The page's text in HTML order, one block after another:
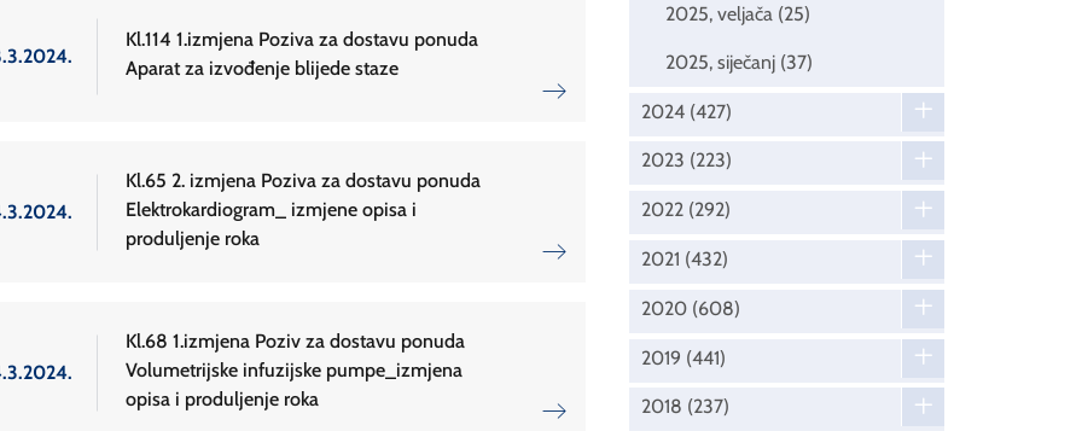
Kl.114 1.izmjena Poziva za dostavu ponuda
Aparat za izvođenje blijede staze
Kl.65 2. izmjena Poziva za dostavu ponuda
Elektrokardiogram_ izmjene opisa i
produljenje roka
Kl.68 1.izmjena Poziv za dostavu ponuda
Volumetrijske infuzijske pumpe_izmjena
opisa i produljenje roka
2025, veljača (25)
2025, siječanj (37)
2024 (427)
2023 (223)
2022 (292)
2021 (432)
2020 (608)
2019 (441)
2018 (237)